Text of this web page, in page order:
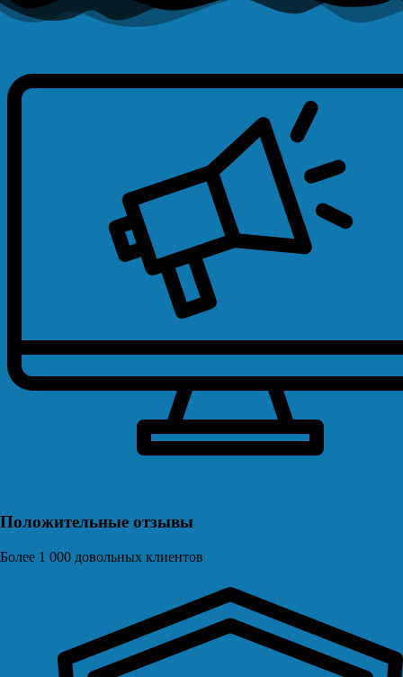
Положительные отзывы
Более 1 000 довольных клиентов